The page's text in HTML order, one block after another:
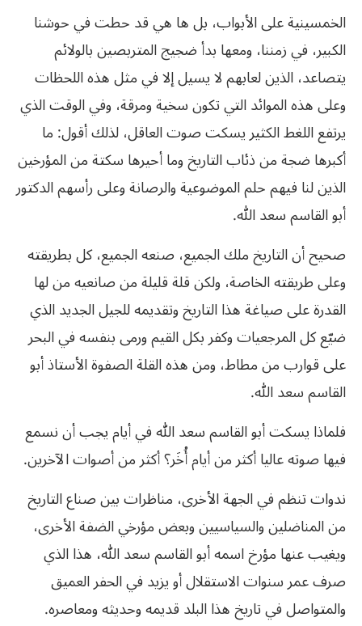
الخمسينية على الأبواب، بل ها هي قد حطت في حوشنا
الكبير، في زمننا، ومعها بدأ ضجيج المتربصين بالولائم
يتصاعد، الذين لعابهم لا يسيل إلا في مثل هذه اللحظات
وعلى هذه الموائد التي تكون سخية ومرقة، وفي الوقت الذي
يرتفع اللغط الكثير يسكت صوت العاقل، لذلك أقول: ما
أكبرهاضجةمنذئابالتاريخوماأحيرهاسكتةمنالمؤرخين
الذينلنافيهمحلمالموضوعيةوالرصانةوعلىرأسهمالدكتور
أبوالقاسمسعدالله.
صحيح أن التاريخ ملك الجميع، صنعه الجميع، كل بطريقته
وعلى طريقته الخاصة، ولكن قلة قليلة من صانعيه من لها
القدرة على صياغة هذا التاريخ وتقديمه للجيل الجديد الذي
ضيّع كل المرجعيات وكفر بكل القيم ورمى بنفسه في البحر
على قوارب من مطاط، ومن هذه القلة الصفوة الأستاذأبو
القاسمسعدالله.
فلماذايسكتأبوالقاسمسعداللهفيأياميجبأننسمع
فيهاصوتهعالياأكثرمنأيامأُخَر؟أكثرمنأصواتالآخرين.
ندوات تنظم في الجهة الأخرى، مناظرات بين صناع التاريخ
من المناضلين والسياسيين وبعض مؤرخي الضفة الأخرى،
ويغيب عنها مؤرخ اسمه أبو القاسم سعد الله، هذا الذي
صرف عمر سنوات الاستقلال أو يزيد في الحفر العميق
والمتواصل في تاريخ هذا البلد قديمه وحديثه ومعاصره.